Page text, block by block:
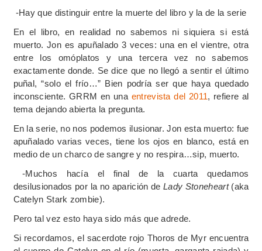
-Hay que distinguir entre la muerte del libro y la de la serie
En el libro, en realidad no sabemos ni siquiera si está
muerto. Jon es apuñalado 3 veces: una en el vientre, otra
entre los omóplatos y una tercera vez no sabemos
exactamente donde. Se dice que no llegó a sentir el último
puñal, “solo el frío…” Bien podría ser que haya quedado
inconsciente. GRRM en una entrevista del 2011, refiere al
tema dejando abierta la pregunta.
En la serie, no nos podemos ilusionar. Jon esta muerto: fue
apuñalado varias veces, tiene los ojos en blanco, está en
medio de un charco de sangre y no respira…sip, muerto.
-Muchos hacía el final de la cuarta quedamos
desilusionados por la no aparición deLady Stoneheart(aka
Catelyn Stark zombie).
Pero tal vez esto haya sido más que adrede.
Si recordamos, el sacerdote rojo Thoros de Myr encuentra